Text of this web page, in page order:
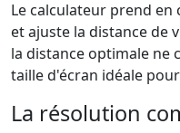
Le calculateur prend
et ajuste la distance de
la distance optimale ne
taille d'écran idéale
La résolution